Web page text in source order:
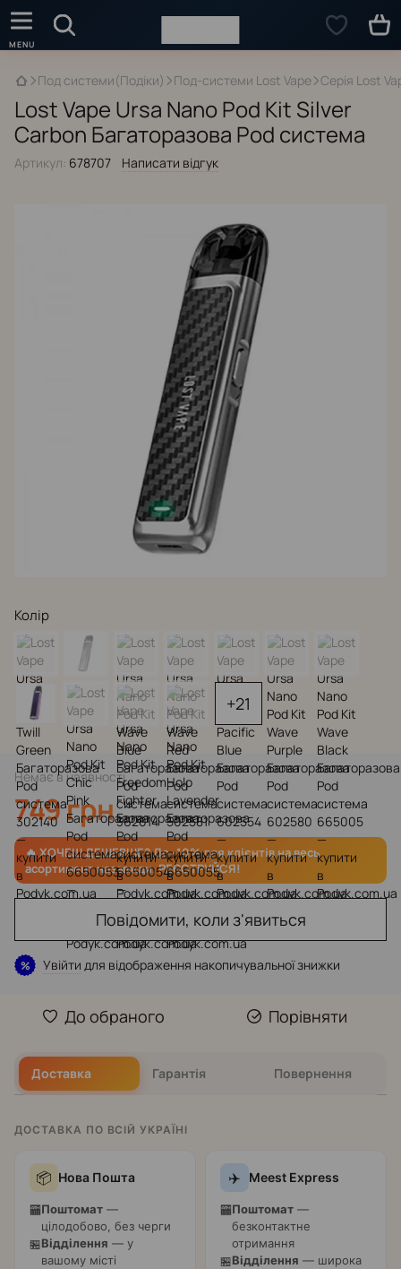
Под системи(Подіки) Под-системи Lost Vape Серія Lost
Lost Vape Ursa Nano Pod Kit Silver
Carbon Багаторазова Pod система
Артикул: 678707 Написати відгук
Колір
+21
Немає в наявності
749 грн
Повідомити, коли з'явиться
% Увійти для відображення накопичувальної знижки
До обраного Порівняти
Доставка Гарантія Повернення
ДОСТАВКА ПО ВСІЙ УКРАЇНІ
📦 Нова Пошта
🏧Поштомат —
цілодобово, без черги
🏪Відділення — у
вашому місті
✈️ Meest Express
🏧Поштомат —
безконтактне
отримання
🏪Відділення — широка